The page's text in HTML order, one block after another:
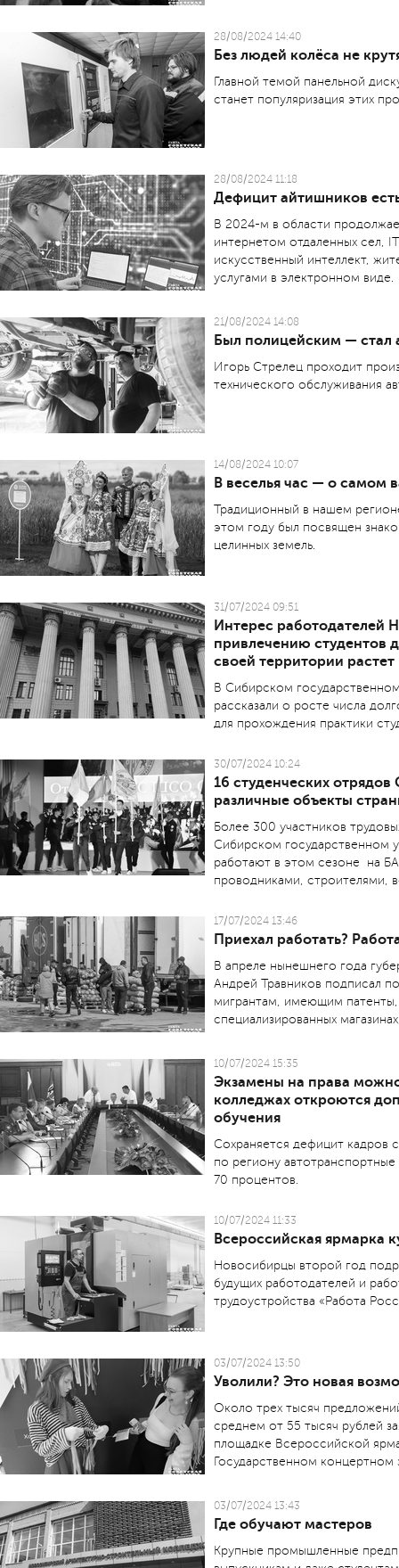
28/08/2024 14:40
Без людей колёса не
Главной темой панельной
станет популяризация этих
28/08/2024 11:18
Дефицит айтишников
В 2024-м в области
интернетом отдаленных сел,
искусственный интеллект,
услугами в электронном виде.
21/08/2024 14:08
Был полицейским — стал
Игорь Стрелец проходит
технического обслуживания
14/08/2024 10:07
В веселья час — о самом
Традиционный в нашем
этом году был посвящен
целинных земель.
31/07/2024 09:51
Интерес работодателей
привлечению студентов
своей территории растет
В Сибирском
рассказали о росте числа
для прохождения практики
30/07/2024 10:24
16 студенческих
различные объекты
Более 300 участников
Сибирском государственном
работают в этом сезоне на
проводниками, строителями,
17/07/2024 13:46
Приехал работать?
В апреле нынешнего года
Андрей Травников подписал
мигрантам, имеющим патенты,
специализированных
10/07/2024 15:35
Экзамены на права
колледжах откроются
обучения
Сохраняется дефицит кад­ров
по региону
70 процентов.
10/07/2024 11:33
Всероссийская ярмарка
Новосибирцы второй год
будущих работодателей и
трудоустройства «Работа
03/07/2024 13:50
Уволили? Это новая
Около трех тысяч
среднем от 55 тысяч рублей
площадке Всероссийской
Государственном концертном
03/07/2024 13:43
Где обучают мастеров
Крупные промышленные